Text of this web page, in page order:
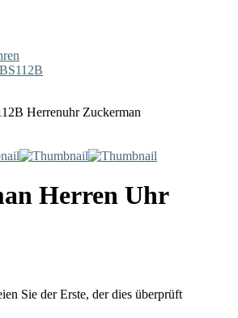
Herren Uhr
Sie der Erste, der dies überprüft